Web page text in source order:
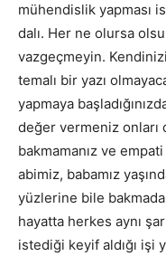
mühendislik yapması
dalı. Her ne olursa
vazgeçmeyin.
temalı bir yazı
yapmaya
değer vermeniz onları
bakmamanız ve
abimiz, babamız
yüzlerine bile
hayatta herkes aynı
istediği keyif aldığı işi